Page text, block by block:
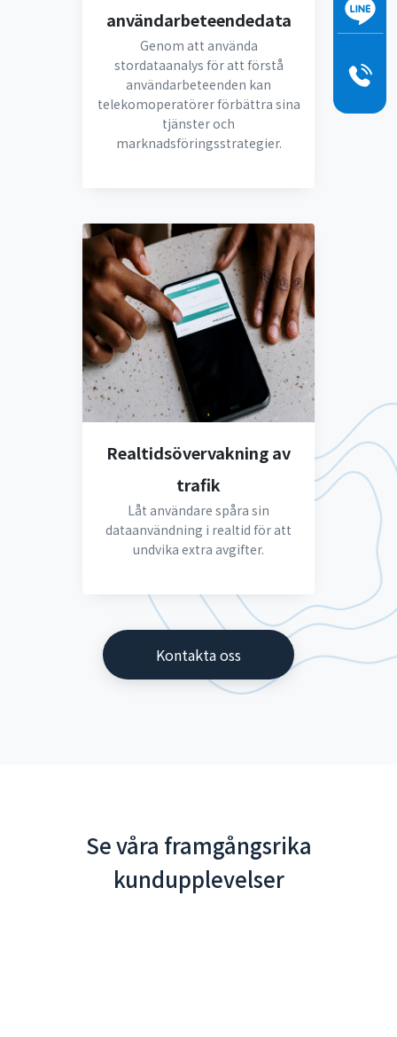
användarbeteendedata
Genom att använda
stordataanalys för att förstå
användarbeteenden kan
telekomoperatörer förbättra sina
tjänster och
marknadsföringsstrategier.
Realtidsövervakning av
trafik
Låt användare spåra sin
dataanvändning i realtid för att
undvika extra avgifter.
Kontakta oss
Se våra framgångsrika
kundupplevelser